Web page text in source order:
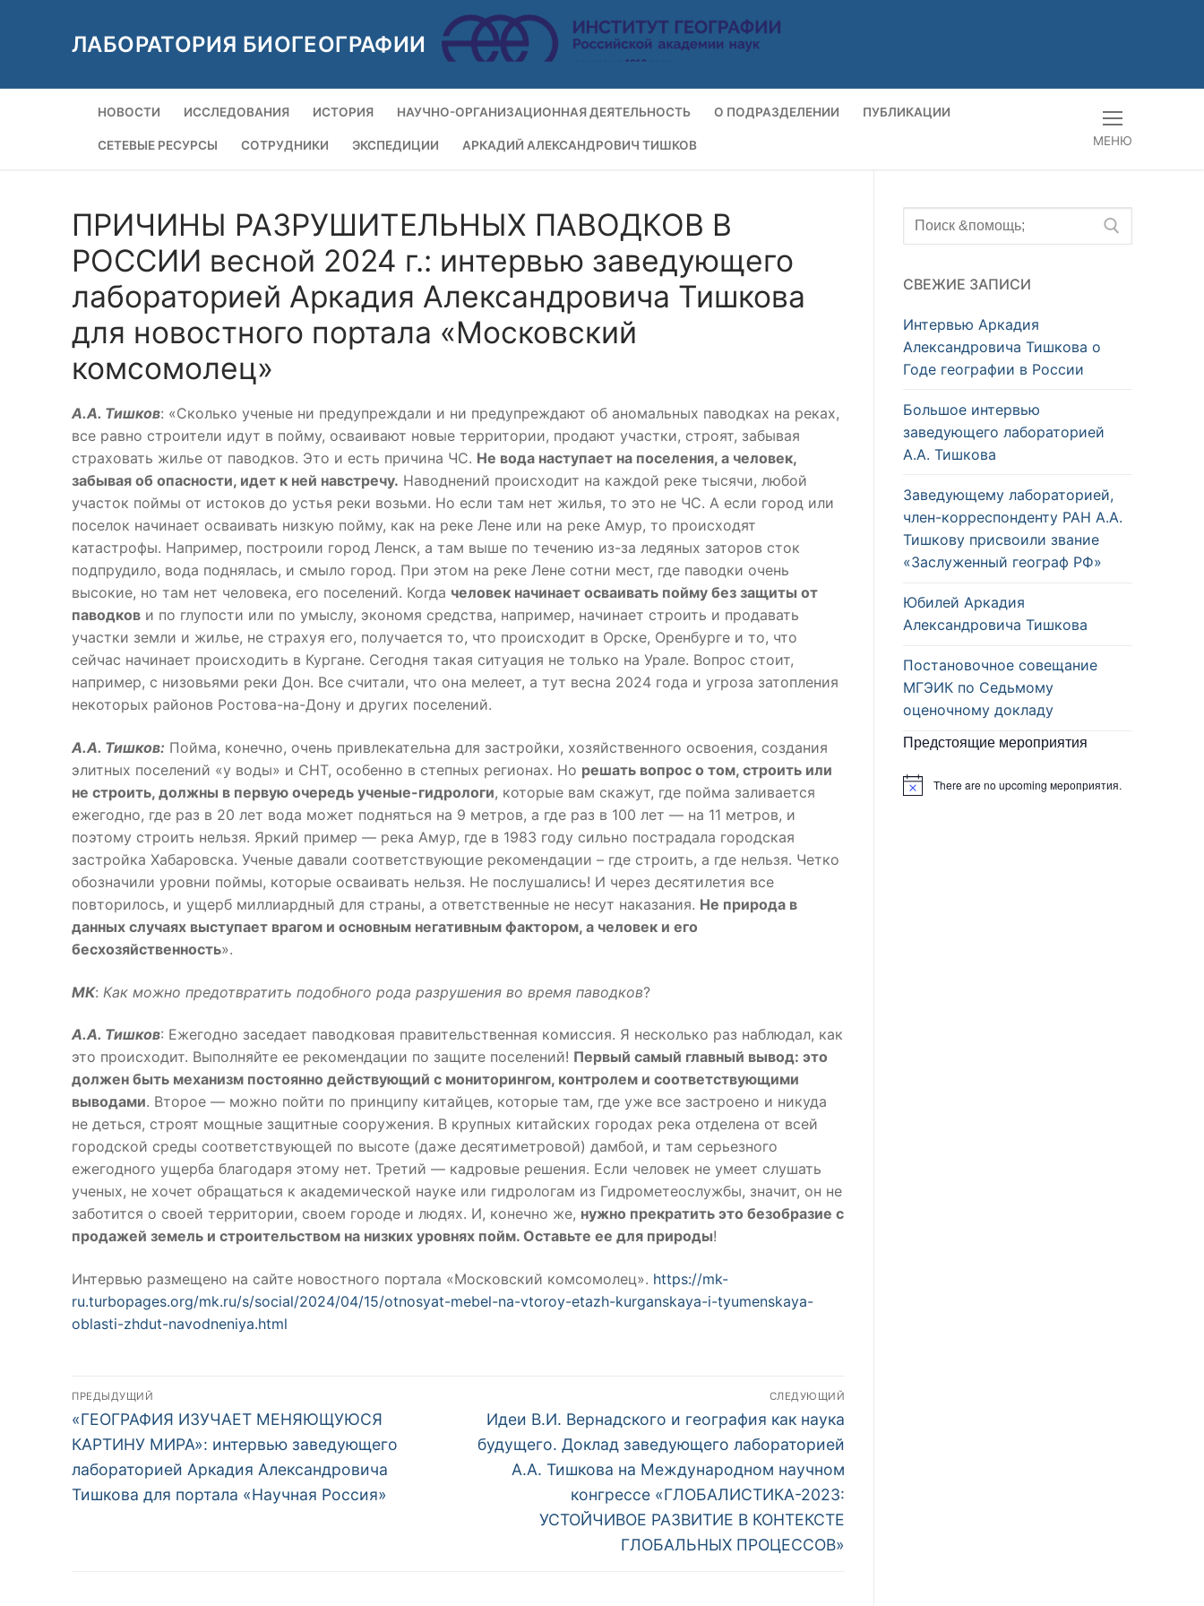
содержимомуЛАБОРАТОРИЯ БИОГЕОГРАФИИ
НОВОСТИ ИССЛЕДОВАНИЯ ИСТОРИЯ НАУЧНО-ОРГАНИЗАЦИОННАЯ ДЕЯТЕЛЬНОСТЬ О ПОДРАЗДЕЛЕНИИ ПУБЛИКАЦИИ
СЕТЕВЫЕ РЕСУРСЫ СОТРУДНИКИ ЭКСПЕДИЦИИ АРКАДИЙ АЛЕКСАНДРОВИЧ ТИШКОВ МЕНЮ
ПРИЧИНЫ РАЗРУШИТЕЛЬНЫХ ПАВОДКОВ В
РОССИИ весной 2024 г.: интервью заведующего
лабораторией Аркадия Александровича Тишкова
для новостного портала «Московский
комсомолец»
А.А. Тишков: «Сколько ученые ни предупреждали и ни предупреждают об аномальных паводках на реках,
все равно строители идут в пойму, осваивают новые территории, продают участки, строят, забывая
страховать жилье от паводков. Это и есть причина ЧС. Не вода наступает на поселения, а человек,
забывая об опасности, идет к ней навстречу. Наводнений происходит на каждой реке тысячи, любой
участок поймы от истоков до устья реки возьми. Но если там нет жилья, то это не ЧС. А если город или
поселок начинает осваивать низкую пойму, как на реке Лене или на реке Амур, то происходят
катастрофы. Например, построили город Ленск, а там выше по течению из-за ледяных заторов сток
подпрудило, вода поднялась, и смыло город. При этом на реке Лене сотни мест, где паводки очень
высокие, но там нет человека, его поселений. Когда человек начинает осваивать пойму без защиты от
паводков и по глупости или по умыслу, экономя средства, например, начинает строить и продавать
участки земли и жилье, не страхуя его, получается то, что происходит в Орске, Оренбурге и то, что
сейчас начинает происходить в Кургане. Сегодня такая ситуация не только на Урале. Вопрос стоит,
например, с низовьями реки Дон. Все считали, что она мелеет, а тут весна 2024 года и угроза затопления
некоторых районов Ростова-на-Дону и других поселений.
А.А. Тишков: Пойма, конечно, очень привлекательна для застройки, хозяйственного освоения, создания
элитных поселений «у воды» и СНТ, особенно в степных регионах. Но решать вопрос о том, строить или
не строить, должны в первую очередь ученые-гидрологи, которые вам скажут, где пойма заливается
ежегодно, где раз в 20 лет вода может подняться на 9 метров, а где раз в 100 лет — на 11 метров, и
поэтому строить нельзя. Яркий пример — река Амур, где в 1983 году сильно пострадала городская
застройка Хабаровска. Ученые давали соответствующие рекомендации – где строить, а где нельзя. Четко
обозначили уровни поймы, которые осваивать нельзя. Не послушались! И через десятилетия все
повторилось, и ущерб миллиардный для страны, а ответственные не несут наказания. Не природа в
данных случаях выступает врагом и основным негативным фактором, а человек и его
бесхозяйственность».
МК: Как можно предотвратить подобного рода разрушения во время паводков?
А.А. Тишков: Ежегодно заседает паводковая правительственная комиссия. Я несколько раз наблюдал, как
это происходит. Выполняйте ее рекомендации по защите поселений! Первый самый главный вывод: это
должен быть механизм постоянно действующий с мониторингом, контролем и соответствующими
выводами. Второе — можно пойти по принципу китайцев, которые там, где уже все застроено и никуда
не деться, строят мощные защитные сооружения. В крупных китайских городах река отделена от всей
городской среды соответствующей по высоте (даже десятиметровой) дамбой, и там серьезного
ежегодного ущерба благодаря этому нет. Третий — кадровые решения. Если человек не умеет слушать
ученых, не хочет обращаться к академической науке или гидрологам из Гидрометеослужбы, значит, он не
заботится о своей территории, своем городе и людях. И, конечно же, нужно прекратить это безобразие с
продажей земель и строительством на низких уровнях пойм. Оставьте ее для природы!
Интервью размещено на сайте новостного портала «Московский комсомолец». https://mk-
ru.turbopages.org/mk.ru/s/social/2024/04/15/otnosyat-mebel-na-vtoroy-etazh-kurganskaya-i-tyumenskaya-
oblasti-zhdut-navodneniya.html
Навигация
по
записям
ПРЕДЫДУЩИЙ
Предыдущий
пост:
«ГЕОГРАФИЯ ИЗУЧАЕТ МЕНЯЮЩУЮСЯ
КАРТИНУ МИРА»: интервью заведующего
лабораторией Аркадия Александровича
Тишкова для портала «Научная Россия»
СЛЕДУЮЩИЙ
Следующий
пост:
Идеи В.И. Вернадского и география как наука
будущего. Доклад заведующего лабораторией
А.А. Тишкова на Международном научном
конгрессе «ГЛОБАЛИСТИКА-2023:
УСТОЙЧИВОЕ РАЗВИТИЕ В КОНТЕКСТЕ
ГЛОБАЛЬНЫХ ПРОЦЕССОВ»
Искать:
СВЕЖИЕ ЗАПИСИ
Интервью Аркадия
Александровича Тишкова о
Годе географии в России
Большое интервью
заведующего лабораторией
А.А. Тишкова
Заведующему лабораторией,
член-корреспонденту РАН А.А.
Тишкову присвоили звание
«Заслуженный географ РФ»
Юбилей Аркадия
Александровича Тишкова
Постановочное совещание
МГЭИК по Седьмому
оценочному докладу
Предстоящие мероприятия
There are no upcoming мероприятия.